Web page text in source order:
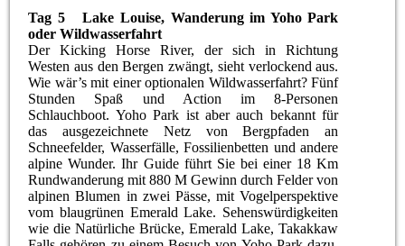
Tag 5 Lake Louise, Wanderung im Yoho Park
oder Wildwasserfahrt
Der Kicking Horse River, der sich in Richtung
Westen aus den Bergen zwängt, sieht verlockend aus.
Wie wär’s mit einer optionalen Wildwasserfahrt? Fünf
Stunden Spaß und Action im 8-Personen
Schlauchboot. Yoho Park ist aber auch bekannt für
das ausgezeichnete Netz von Bergpfaden an
Schneefelder, Wasserfälle, Fossilienbetten und andere
alpine Wunder. Ihr Guide führt Sie bei einer 18 Km
Rundwanderung mit 880 M Gewinn durch Felder von
alpinen Blumen in zwei Pässe, mit Vogelperspektive
vom blaugrünen Emerald Lake. Sehenswürdigkeiten
wie die Natürliche Brücke, Emerald Lake, Takakkaw